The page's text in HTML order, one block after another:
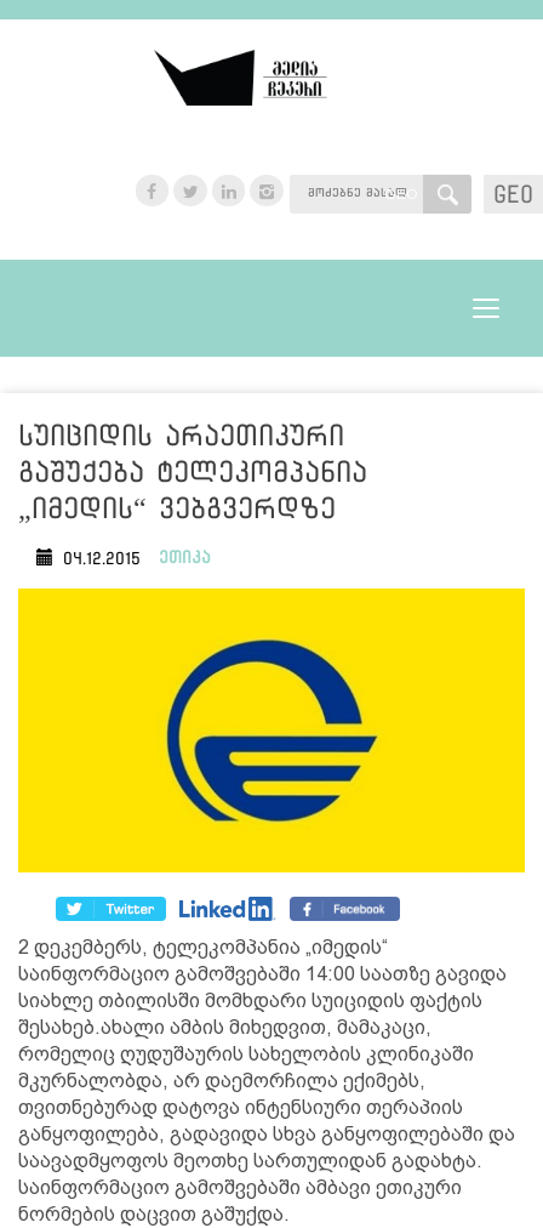
GEO
GEO
Toggle
სუიციდის არაეთიკური
გაშუქება ტელეკომპანია
„იმედის“ ვებგვერდზე
04.12.2015 ეთიკა
2 დეკემბერს, ტელეკომპანია „იმედის“
საინფორმაციო გამოშვებაში 14:00 საათზე გავიდა
სიახლე თბილისში მომხდარი სუიციდის ფაქტის
შესახებ.ახალი ამბის მიხედვით, მამაკაცი,
რომელიც ღუდუშაურის სახელობის კლინიკაში
მკურნალობდა, არ დაემორჩილა ექიმებს,
თვითნებურად დატოვა ინტენსიური თერაპიის
განყოფილება, გადავიდა სხვა განყოფილებაში და
საავადმყოფოს მეოთხე სართულიდან გადახტა.
საინფორმაციო გამოშვებაში ამბავი ეთიკური
ნორმების დაცვით გაშუქდა.